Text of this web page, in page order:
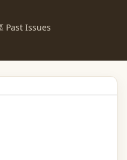
Past Issues